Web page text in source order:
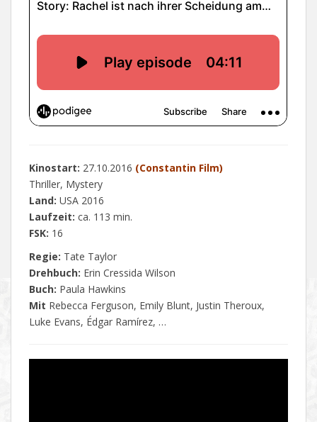
Kinostart: 27.10.2016 (Constantin Film)
Thriller, Mystery
Land: USA 2016
Laufzeit: ca. 113 min.
FSK: 16
Regie: Tate Taylor
Drehbuch: Erin Cressida Wilson
Buch: Paula Hawkins
Mit Rebecca Ferguson, Emily Blunt, Justin Theroux,
Luke Evans, Édgar Ramírez, …